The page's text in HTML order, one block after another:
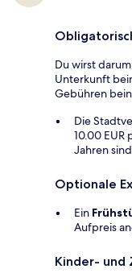
Du wirst
Unterkunft
Gebühren
Die
10.00 EUR
Jahren
Optionale
Ein
Aufpreis
Kinder-